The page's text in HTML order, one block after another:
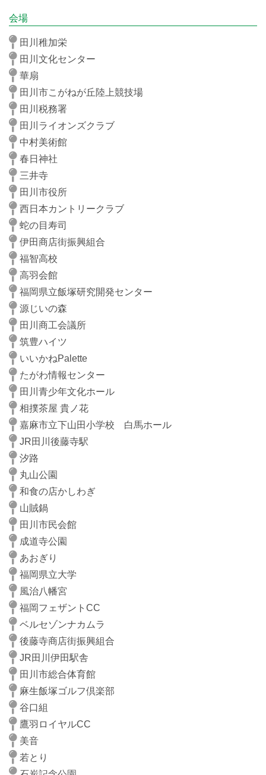
会場
田川稚加栄
田川文化センター
華扇
田川市こがねが丘陸上競技場
田川税務署
田川ライオンズクラブ
中村美術館
春日神社
三井寺
田川市役所
西日本カントリークラブ
蛇の目寿司
伊田商店街振興組合
福智高校
高羽会館
福岡県立飯塚研究開発センター
源じいの森
田川商工会議所
筑豊ハイツ
いいかねPalette
たがわ情報センター
田川青少年文化ホール
相撲茶屋 貴ノ花
嘉麻市立下山田小学校 白馬ホール
JR田川後藤寺駅
汐路
丸山公園
和食の店かしわぎ
山賊鍋
田川市民会館
成道寺公園
あおぎり
福岡県立大学
風治八幡宮
福岡フェザントCC
ベルセゾンナカムラ
後藤寺商店街振興組合
JR田川伊田駅舎
田川市総合体育館
麻生飯塚ゴルフ倶楽部
谷口組
鷹羽ロイヤルCC
美音
若とり